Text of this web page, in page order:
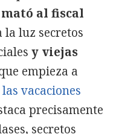
al fiscal
la luz secretos
y viejas
empieza a
las vacaciones
precisamente
secretos